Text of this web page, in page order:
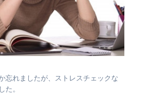
忘れましたが、ストレスチェックな
た。